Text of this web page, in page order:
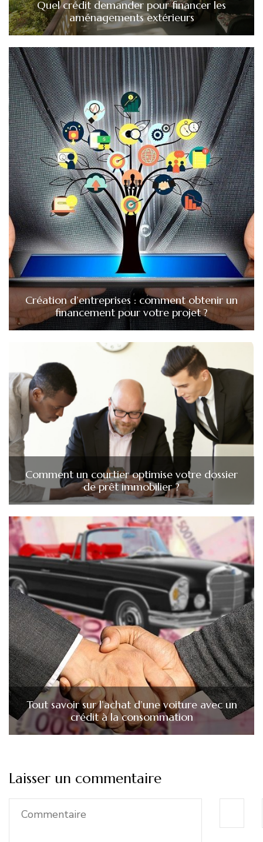
Quel crédit demander pour financer les
aménagements extérieurs
Création d’entreprises : comment obtenir un
financement pour votre projet ?
Comment un courtier optimise votre dossier
de prêt immobilier ?
Tout savoir sur l’achat d’une voiture avec un
crédit à la consommation
Laisser un commentaire